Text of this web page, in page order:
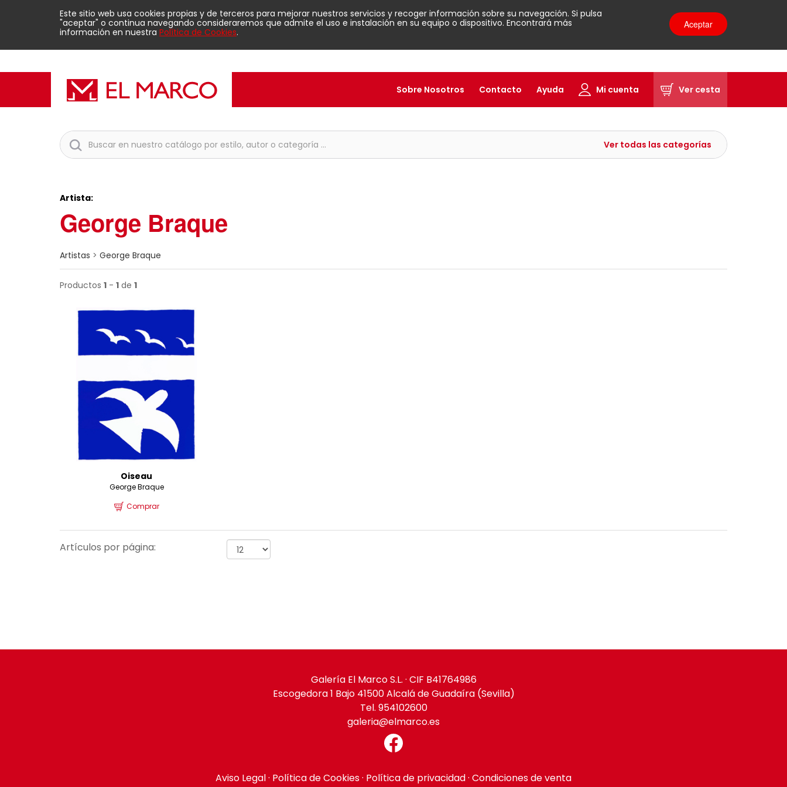
Este sitio web usa cookies propias y de terceros para mejorar nuestros servicios y recoger información sobre su navegación. Si pulsa
"aceptar" o continua navegando consideraremos que admite el uso e instalación en su equipo o dispositivo. Encontrará más
información en nuestra Política de Cookies.
Aceptar
Ver cesta
Mi cuenta
Ayuda
Contacto
Sobre Nosotros
Ver todas las categorías
Artista:
George Braque
Artistas > George Braque
Productos 1 - 1 de 1
Oiseau
George Braque
Comprar
Artículos por página:
Galería El Marco S.L. · CIF B41764986
Escogedora 1 Bajo 41500 Alcalá de Guadaíra (Sevilla)
Tel. 954102600
galeria@elmarco.es
Aviso Legal· Política de Cookies· Política de privacidad· Condiciones de venta